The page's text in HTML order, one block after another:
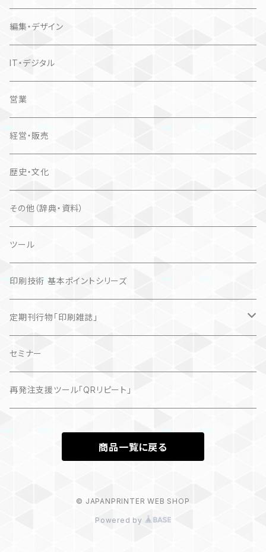
編集・デザイン
IT・デジタル
営業
経営・販売
歴史・文化
その他（辞典・資料）
ツール
印刷技術 基本ポイントシリーズ
定期刊行物「印刷雑誌」
記事（デジタル販売）
セミナー
再発注支援ツール「QRリピート」
商品一覧に戻る
© JAPANPRINTER WEB SHOP
Powered by